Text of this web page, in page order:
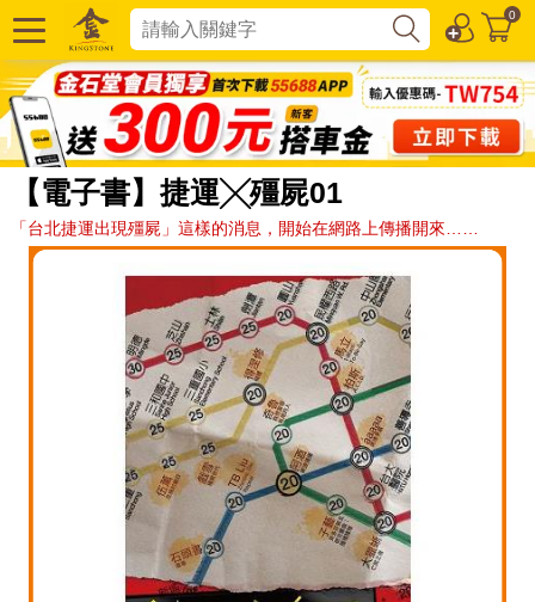
0
【電子書】捷運╳殭屍01
「台北捷運出現殭屍」這樣的消息，開始在網路上傳播開來……